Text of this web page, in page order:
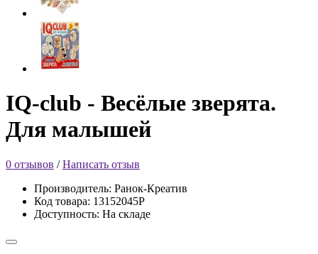
IQ-club - Весёлые зверята.
Для малышей
0 отзывов /Написать отзыв
Производитель: Ранок-Креатив
Код товара: 13152045Р
Доступность: На складе